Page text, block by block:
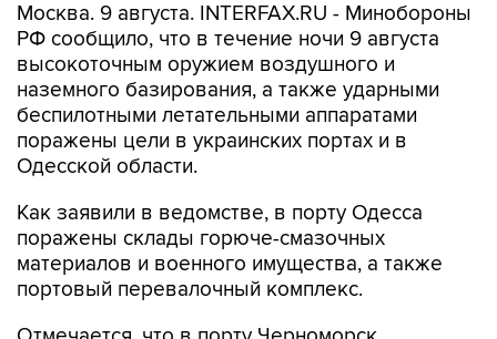
Москва. 9 августа. INTERFAX.RU - Минобороны
РФ сообщило, что в течение ночи 9 августа
высокоточным оружием воздушного и
наземного базирования, а также ударными
беспилотными летательными аппаратами
поражены цели в украинских портах и в
Одесской области.
Как заявили в ведомстве, в порту Одесса
поражены склады горюче-смазочных
материалов и военного имущества, а также
портовый перевалочный комплекс.